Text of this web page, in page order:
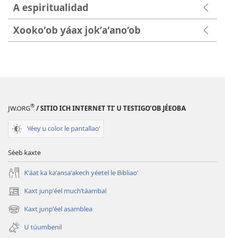
A espiritualidad
Xookoʼob yáax jokʼaʼano’ob
JW.ORG® / SITIO ICH INTERNET TIʼ U TESTIGOʼOB JÉEOBA
Yéey u color le pantallaoʼ
Séeb kaxte
Kʼáat ka kaʼansaʼakech yéetel le Bibliaoʼ
Kaxt junpʼéel muchʼtáambal
(opens
new
window)
Kaxt junpʼéel asamblea
(opens
new
window)
U túumbenil